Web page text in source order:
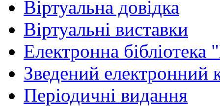
Віртуальна довідка
Віртуальні виставки
Електронна
Зведений електронний
Періодичні видання